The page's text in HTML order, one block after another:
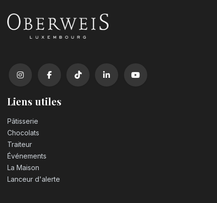
Liens utiles
Pâtisserie
Chocolats
Traiteur
Événements
La Maison
Lanceur d'alerte